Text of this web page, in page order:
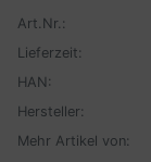
Art.Nr.:
Lieferzeit:
HAN:
Hersteller:
Mehr Artikel von: